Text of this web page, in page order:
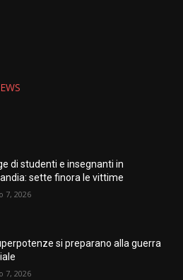
di studenti e insegnanti in
sette finora le vittime
7, 2026
si preparano alla guerra
7, 2026